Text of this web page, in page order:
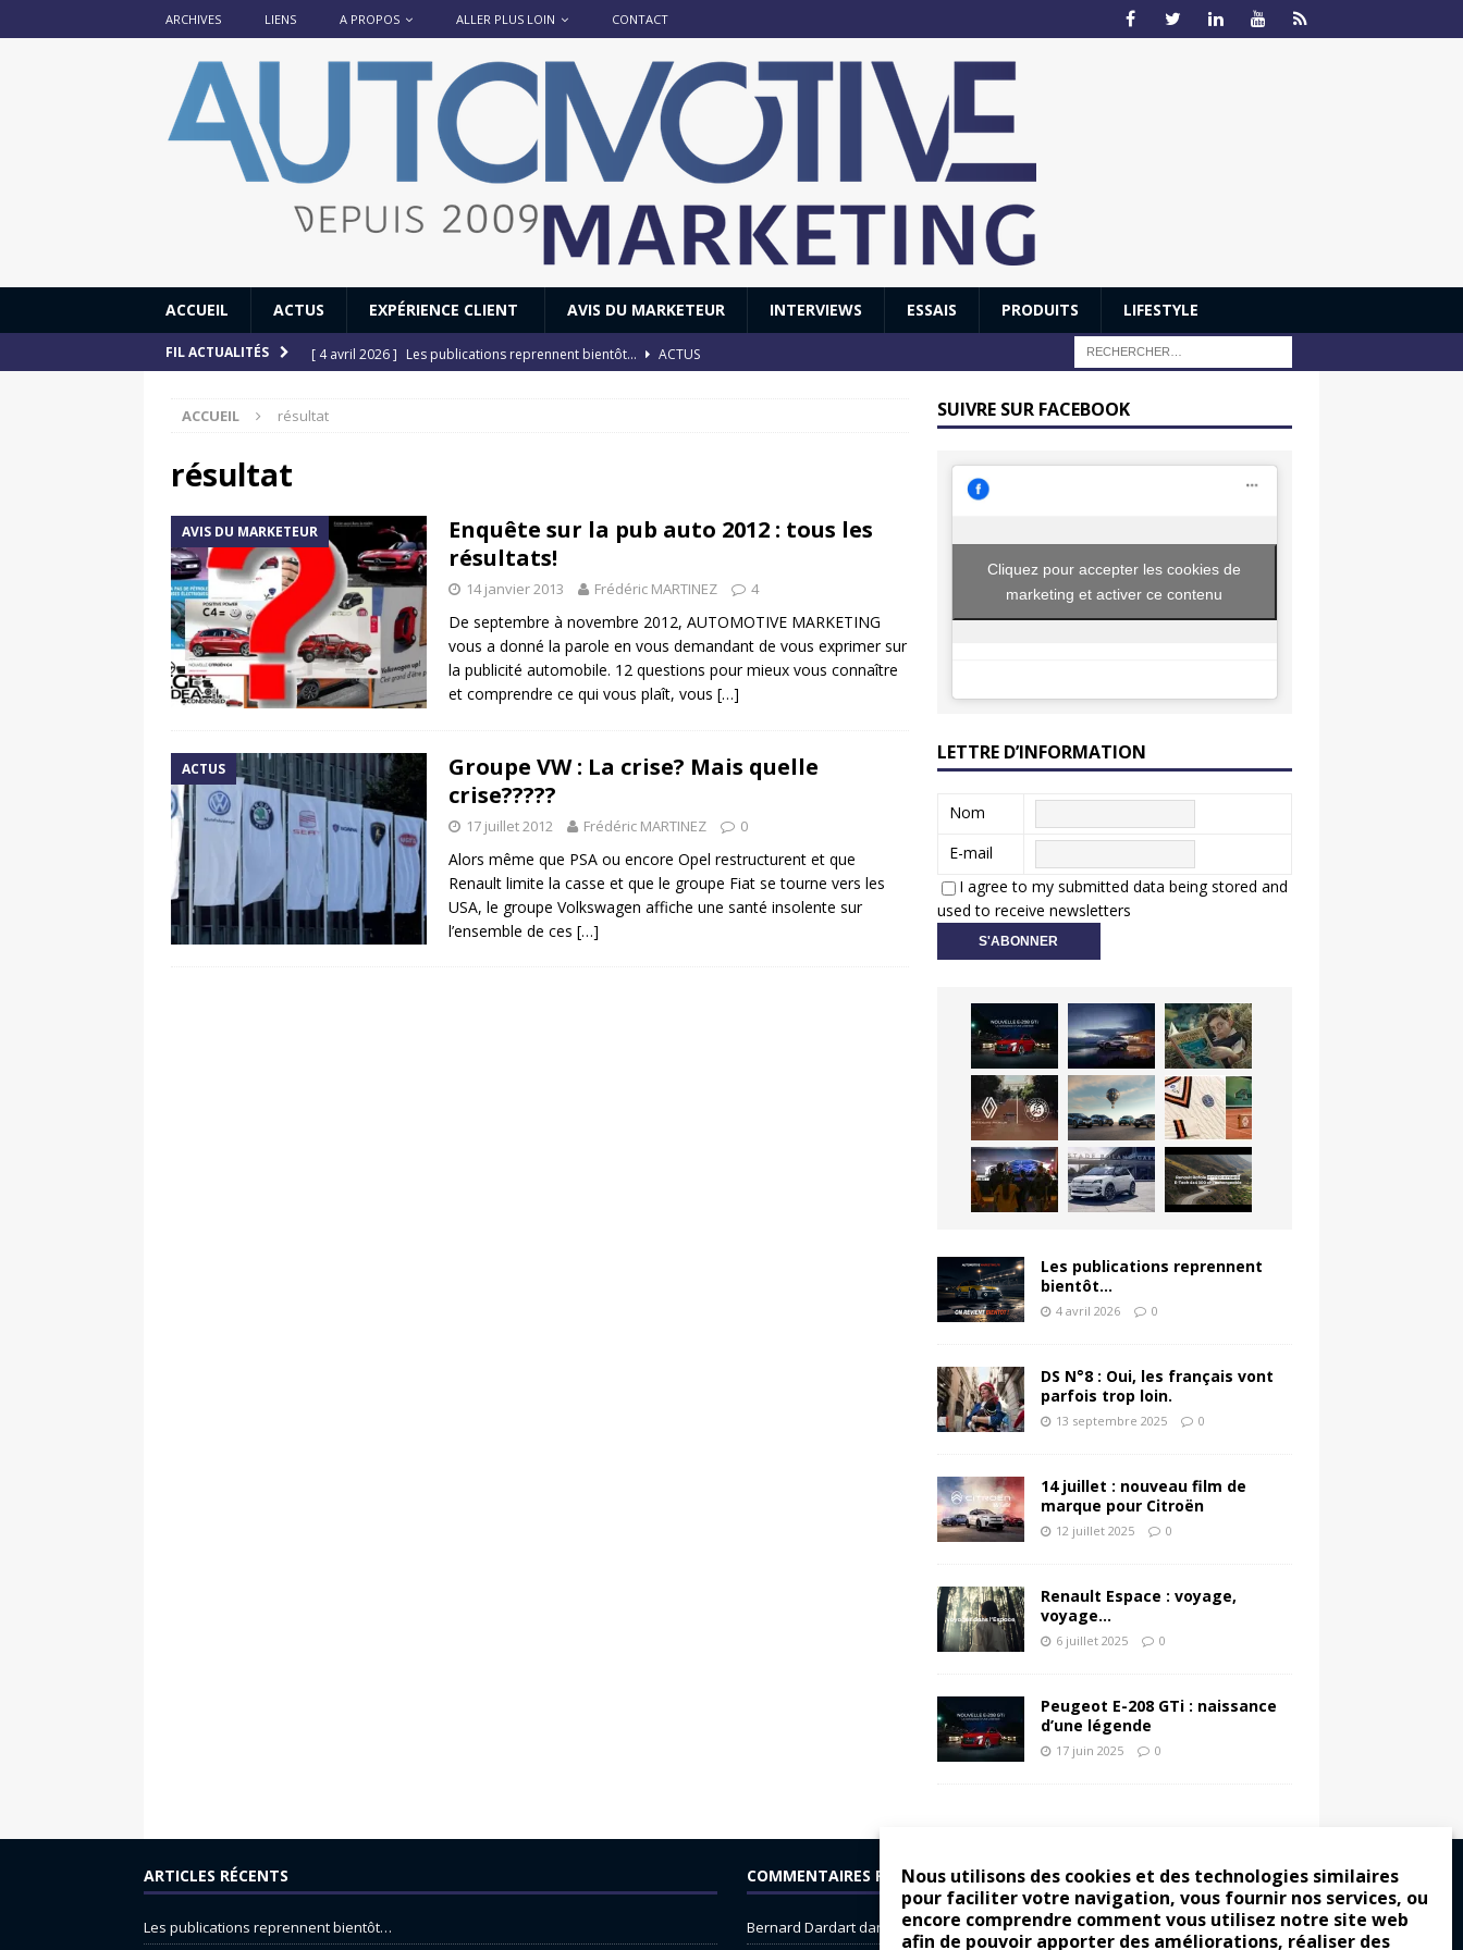
Nous utilisons des cookies et des technologies similaires
pour faciliter votre navigation, vous fournir nos services, ou
encore comprendre comment vous utilisez notre site web
afin de pouvoir apporter des améliorations, réaliser des
ARCHIVES LIENS A PROPOS ALLER PLUS LOIN CONTACT
ACCUEIL ACTUS EXPÉRIENCE CLIENT AVIS DU MARKETEUR INTERVIEWS ESSAIS PRODUITS LIFESTYLE
FIL ACTUALITÉS [ 4 avril 2026 ] Les publications reprennent bientôt…
ACTUS
[ 12 juillet 2025 ]
[ 11 avril 2020 ]
#StayHome : Honda dévoile un spot publicitaire… confiné! ACTUS
ACCUEIL résultat
résultat
AVIS DU MARKETEUR
Enquête sur la pub auto 2012 : tous les
résultats!
14 janvier 2013 Frédéric MARTINEZ 4
De septembre à novembre 2012, AUTOMOTIVE MARKETING
vous a donné la parole en vous demandant de vous exprimer sur
la publicité automobile. 12 questions pour mieux vous connaître
et comprendre ce qui vous plaît, vous […]
ACTUS
Groupe VW : La crise? Mais quelle
crise?????
17 juillet 2012 Frédéric MARTINEZ 0
Alors même que PSA ou encore Opel restructurent et que
Renault limite la casse et que le groupe Fiat se tourne vers les
USA, le groupe Volkswagen affiche une santé insolente sur
l’ensemble de ces […]
SUIVRE SUR FACEBOOK
Cliquez pour accepter les cookies de
marketing et activer ce contenu
LETTRE D’INFORMATION
Nom
E-mail
I agree to my submitted data being stored and
used to receive newsletters
Les publications reprennent
bientôt…
4 avril 2026 0
DS N°8 : Oui, les français vont
parfois trop loin.
13 septembre 2025 0
14 juillet : nouveau film de
marque pour Citroën
12 juillet 2025 0
Renault Espace : voyage,
voyage…
6 juillet 2025 0
Peugeot E-208 GTi : naissance
d’une légende
17 juin 2025 0
ARTICLES RÉCENTS
Les publications reprennent bientôt…
COMMENTAIRES RÉCENTS
Bernard Dardartdans Dacia Sandero : pour les gens vrais